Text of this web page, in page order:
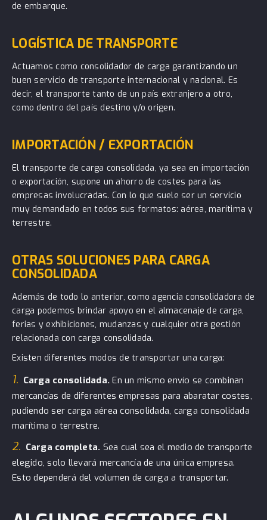
de embarque.
LOGÍSTICA DE TRANSPORTE
Actuamos como consolidador de carga garantizando un
buen servicio de transporte internacional y nacional. Es
decir, el transporte tanto de un país extranjero a otro,
como dentro del país destino y/o origen.
IMPORTACIÓN / EXPORTACIÓN
El transporte de carga consolidada, ya sea en importación
o exportación, supone un ahorro de costes para las
empresas involucradas. Con lo que suele ser un servicio
muy demandado en todos sus formatos: aérea, marítima y
terrestre.
OTRAS SOLUCIONES PARA CARGA
CONSOLIDADA
Además de todo lo anterior, como agencia consolidadora de
carga podemos brindar apoyo en el almacenaje de carga,
ferias y exhibiciones, mudanzas y cualquier otra gestión
relacionada con carga consolidada.
Existen diferentes modos de transportar una carga:
1. Carga consolidada. En un mismo envío se combinan
mercancías de diferentes empresas para abaratar costes,
pudiendo ser carga aérea consolidada, carga consolidada
marítima o terrestre.
2. Carga completa. Sea cual sea el medio de transporte
elegido, solo llevará mercancía de una única empresa.
Esto dependerá del volumen de carga a transportar.